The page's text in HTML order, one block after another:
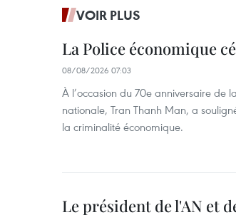
VOIR PLUS
La Police économique
08/08/2026 07:03
À l’occasion du 70e anniversaire de
nationale, Tran Thanh Man, a
la criminalité économique.
Le président de l'AN et